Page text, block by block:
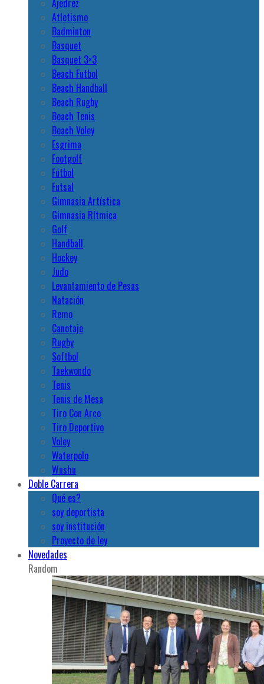
Ajedrez
Atletismo
Badminton
Basquet
Basquet 3×3
Beach Futbol
Beach Handball
Beach Rugby
Beach Tenis
Beach Voley
Esgrima
Footgolf
Fútbol
Futsal
Gimnasia Artística
Gimnasia Rítmica
Golf
Handball
Hockey
Judo
Levantamiento de Pesas
Natación
Remo
Canotaje
Rugby
Softbol
Taekwondo
Tenis
Tenis de Mesa
Tiro Con Arco
Tiro Deportivo
Voley
Waterpolo
Wushu
Doble Carrera
Qué es?
soy deportista
soy institución
Proyecto de ley
Novedades
Random